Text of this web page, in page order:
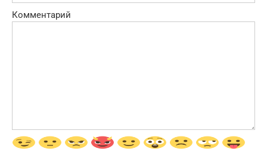
Комментарий